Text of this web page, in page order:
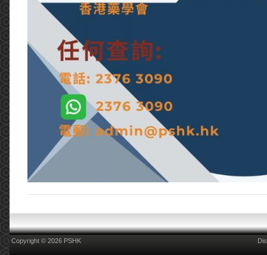
Copyright © 2026 PSHK